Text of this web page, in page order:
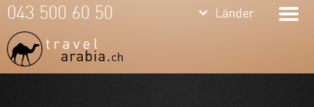
keyboard_arrow_down Länder
keyboard_arrow_down Länder
043 500 60 50